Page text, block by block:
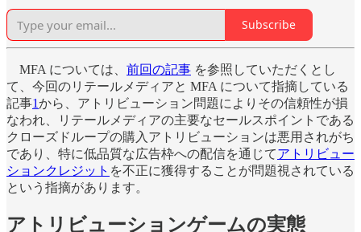
Subscribe
MFA については、 前回の記事 を参照していただくとし
て、今回のリテールメディアと MFA について指摘している
記事1から、アトリビューション問題によりその信頼性が損
なわれ、リテールメディアの主要なセールスポイントである
クローズドループの購入アトリビューションは悪用されがち
であり、特に低品質な広告枠への配信を通じてアトリビュー
ションクレジット を不正に獲得することが問題視されている
という指摘があります。
アトリビューションゲームの実態